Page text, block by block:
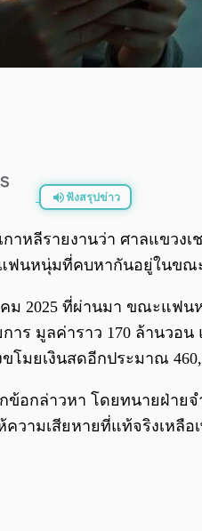
ฟังสรุปข่าว
าหลีรายงานว่า ศาลแขว
ฟนหนุ่มที่คบหากันอยู่ในขณ
ม 2025 ที่ผ่านมา ขณะแฟ
าร มูลค่าราว 170 ล้านวอ
มยเงินสดอีกประมาณ
อกล่าวหา โดยทนายฝ่าย
ามเสียหายที่แท้จริงเหลือ